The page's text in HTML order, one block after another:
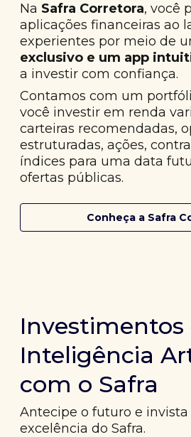
Na Safra Corretora, você
aplicações financeiras ao
experientes por meio de
exclusivo e um app
a investir com confiança.
Contamos com um
você investir em renda
carteiras recomendadas,
estruturadas, ações,
índices para uma data
ofertas públicas.
Conheça a Safra
Investimentos
Inteligência
com o Safra
Antecipe o futuro e invista
excelência do Safra.